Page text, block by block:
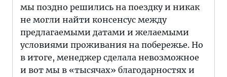
мы поздно решились на поездку и никак
не могли найти консенсус между
предлагаемыми датами и желаемыми
условиями проживания на побережье. Но
в итоге, менеджер сделала невозможное
и вот мы в «тысячах» благодарностях и